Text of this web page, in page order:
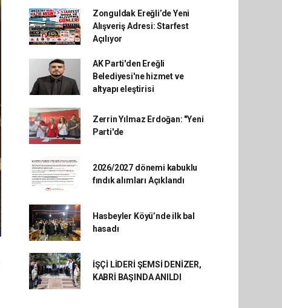
Zonguldak Ereğli’de Yeni
Alışveriş Adresi: Starfest
Açılıyor
AK Parti'den Ereğli
Belediyesi'ne hizmet ve
altyapı eleştirisi
Zerrin Yılmaz Erdoğan: "Yeni
Parti'de
2026/2027 dönemi kabuklu
fındık alımları Açıklandı
Hasbeyler Köyü’nde ilk bal
hasadı
İŞÇİ LİDERİ ŞEMSİ DENİZER,
KABRİ BAŞINDA ANILDI